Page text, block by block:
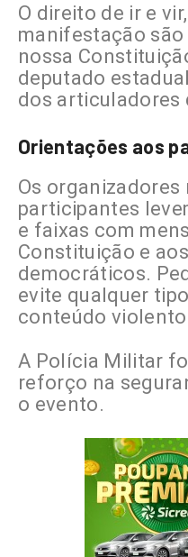
O direito de ir e
manifestação
nossa
deputado
dos articuladores
Orientações aos
Os organizadores
participantes
e faixas com
Constituição e
democráticos.
evite qualquer
conteúdo
A Polícia Militar
reforço na
o evento.